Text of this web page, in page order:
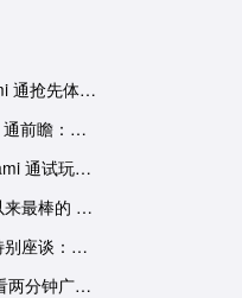
《街头霸王 6》新角色“亚思敏”Fami 通抢先体验报告
《恶魔城：贝尔蒙特的诅咒》Fami 通前瞻：要素杂糅的新生《恶魔城》
《斯普拉遁：涂击队》多人模式 Fami 通试玩：与好友并肩推进故事
Polygon《电车炫客》评测：有史以来最棒的 3D 索尼克游戏！
英伟达创始人黄仁勋&世嘉管理层特别座谈：一次改变命运的邂逅
微软测试免费 Xbox 云游戏服务，看两分钟广告可用一小时